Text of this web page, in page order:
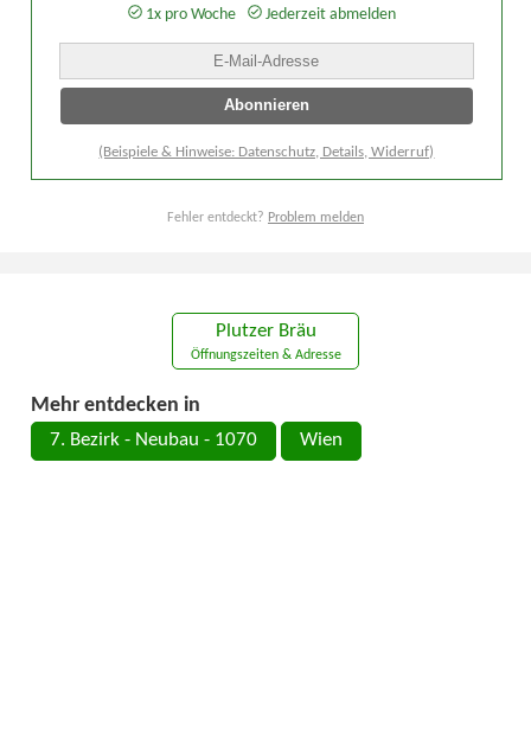
1x pro Woche
Jederzeit abmelden
(Beispiele & Hinweise: Datenschutz, Details, Widerruf)
Fehler entdeckt? Problem melden
Plutzer Bräu
Öffnungszeiten & Adresse
Mehr entdecken in
7. Bezirk - Neubau - 1070 Wien